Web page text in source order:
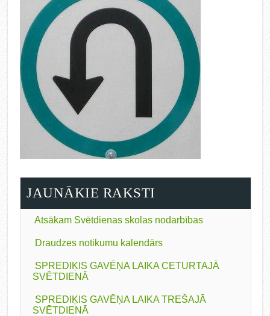
JAUNĀKIE RAKSTI
Atsākam Svētdienas skolas nodarbības
Draudzes notikumu kalendārs
SPREDIĶIS GAVĒŅA LAIKA CETURTAJĀ
SVĒTDIENĀ
SPREDIĶIS GAVĒŅA LAIKA TREŠAJĀ
SVĒTDIENĀ